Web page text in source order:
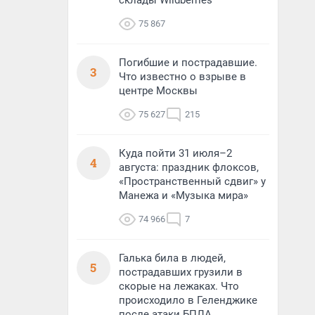
75 867
3
Погибшие и пострадавшие.
Что известно о взрыве в
центре Москвы
75 627 215
4
Куда пойти 31 июля–2
августа: праздник флоксов,
«Пространственный сдвиг» у
Манежа и «Музыка мира»
74 966 7
5
Галька била в людей,
пострадавших грузили в
скорые на лежаках. Что
происходило в Геленджике